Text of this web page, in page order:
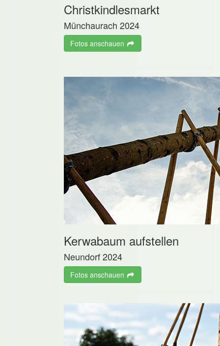
Christkindlesmarkt
Münchaurach 2024
Fotos anschauen
Kerwabaum aufstellen
Neundorf 2024
Fotos anschauen